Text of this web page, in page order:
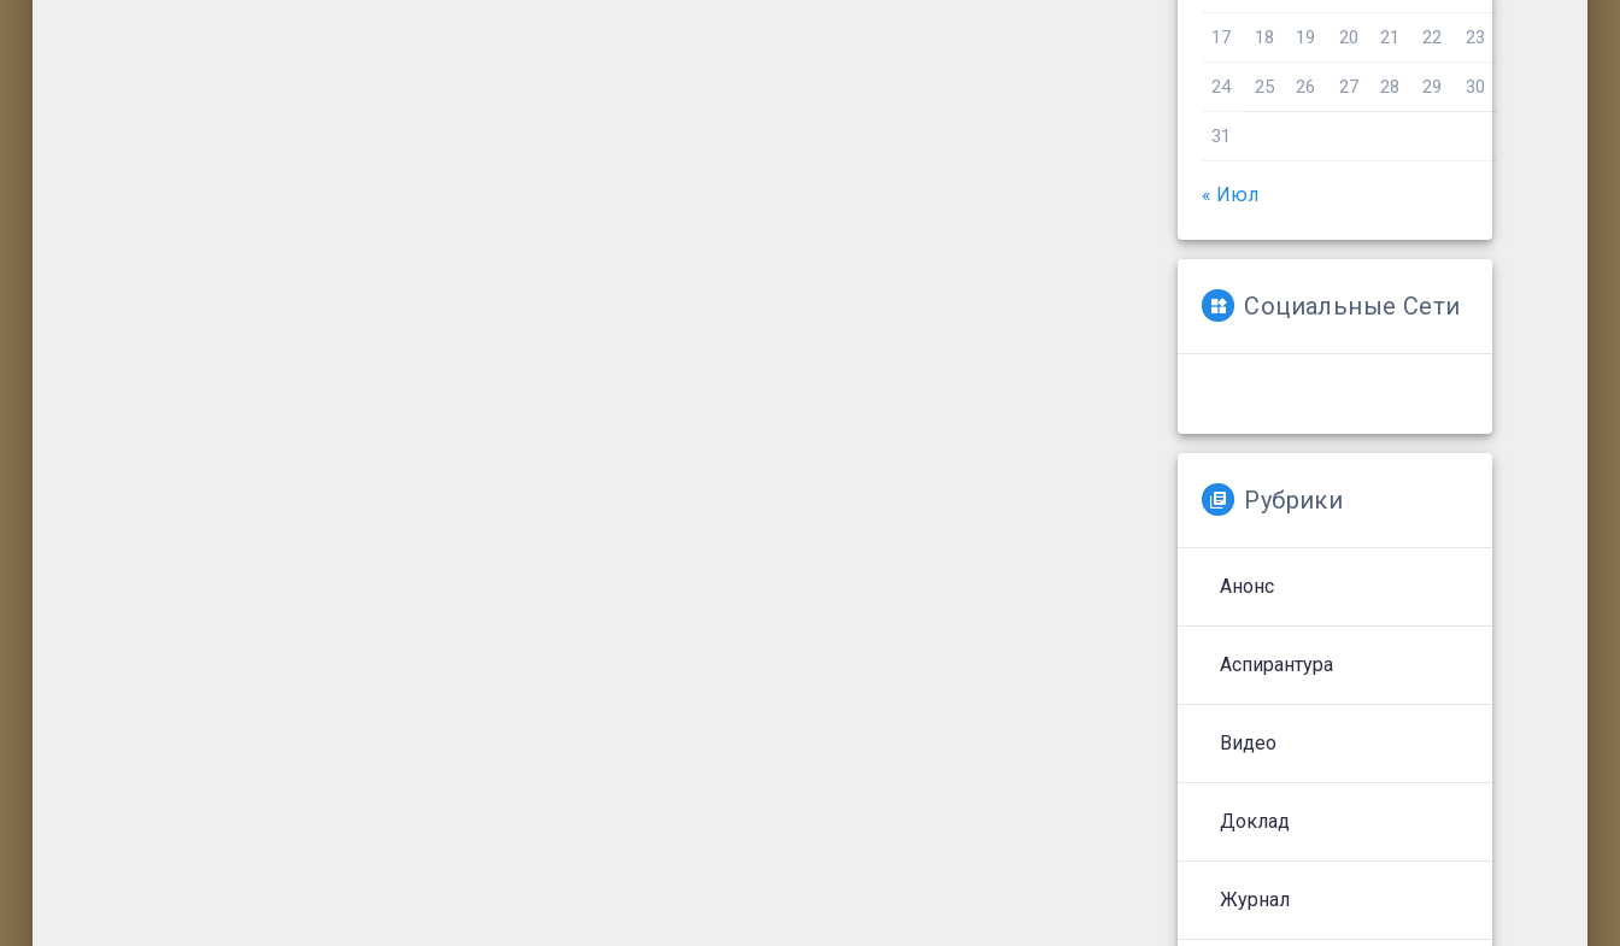
17 18 19 20 21 22 23
24 25 26 27 28 29 30
31
« Июл
Социальные Сети
Рубрики
Анонс
Аспирантура
Видео
Доклад
Журнал